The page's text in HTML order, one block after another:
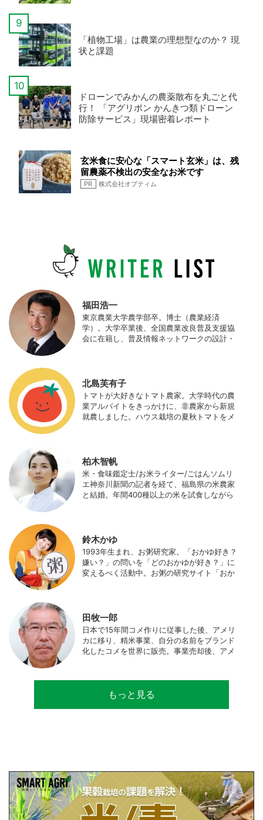
「植物工場」は農業の理想型なのか？ 現
状と課題
ドローンでみかんの農薬散布を丸ごと代
行！ 「アグリポン かんきつ類ドローン
防除サービス」現場密着レポート
玄米食に安心な「スマート玄米」は、残
留農薬不検出の安全なお米です
PR 株式会社オプティム
福田浩一
東京農業大学農学部卒。博士（農業経済
学）。大学卒業後、全国農業改良普及支援協
会に在籍し、普及情報ネットワークの設計・
の実証試験や農産物輸出などに関わった。主
にスマート農業の実証試験やコンサルなどに
携わっている。 HP：http://www.ijas.co.jp/
北島芙有子
トマトが大好きなトマト農家。大学時代の農
業アルバイトをきっかけに、非農家から新規
就農しました。ハウス栽培の夏秋トマトをメ
柏木智帆
米・食味鑑定士/お米ライター/ごはんソムリ
エ神奈川新聞の記者を経て、福島県の米農家
と結婚。年間400種以上の米を試食しながら
食事やお弁当づくりを通して、食育にも目を
向けている。プロフィール写真 ©杉山晃造
鈴木かゆ
1993年生まれ、お粥研究家。「おかゆ好き？
嫌い？」の問いを「どのおかゆが好き？」に
変えるべく活動中。お粥の研究サイト「おか
田牧一郎
日本で15年間コメ作りに従事した後、アメリ
カに移り、精米事業、自分の名前をブランド
化したコメを世界に販売。事業売却後、アメ
サルティングとして関わり、企業などの依頼
で世界12カ国の良質米生産可能産地を訪問調
もっと見る